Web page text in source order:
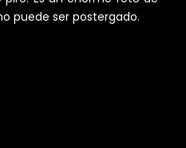
puede ser postergado.